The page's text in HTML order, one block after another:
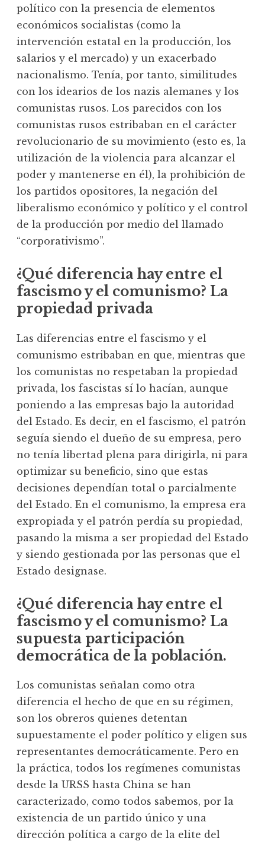
político con la presencia de elementos
económicos socialistas (como la
intervención estatal en la producción, los
salarios y el mercado) y un exacerbado
nacionalismo. Tenía, por tanto, similitudes
con los idearios de los nazis alemanes y los
comunistas rusos. Los parecidos con los
comunistas rusos estribaban en el carácter
revolucionario de su movimiento (esto es, la
utilización de la violencia para alcanzar el
poder y mantenerse en él), la prohibición de
los partidos opositores, la negación del
liberalismo económico y político y el control
de la producción por medio del llamado
“corporativismo”.
¿Qué diferencia hay entre el
fascismo y el comunismo? La
propiedad privada
Las diferencias entre el fascismo y el
comunismo estribaban en que, mientras que
los comunistas no respetaban la propiedad
privada, los fascistas sí lo hacían, aunque
poniendo a las empresas bajo la autoridad
del Estado. Es decir, en el fascismo, el patrón
seguía siendo el dueño de su empresa, pero
no tenía libertad plena para dirigirla, ni para
optimizar su beneficio, sino que estas
decisiones dependían total o parcialmente
del Estado. En el comunismo, la empresa era
expropiada y el patrón perdía su propiedad,
pasando la misma a ser propiedad del Estado
y siendo gestionada por las personas que el
Estado designase.
¿Qué diferencia hay entre el
fascismo y el comunismo? La
supuesta participación
democrática de la población.
Los comunistas señalan como otra
diferencia el hecho de que en su régimen,
son los obreros quienes detentan
supuestamente el poder político y eligen sus
representantes democráticamente. Pero en
la práctica, todos los regímenes comunistas
desde la URSS hasta China se han
caracterizado, como todos sabemos, por la
existencia de un partido único y una
dirección política a cargo de la elite del